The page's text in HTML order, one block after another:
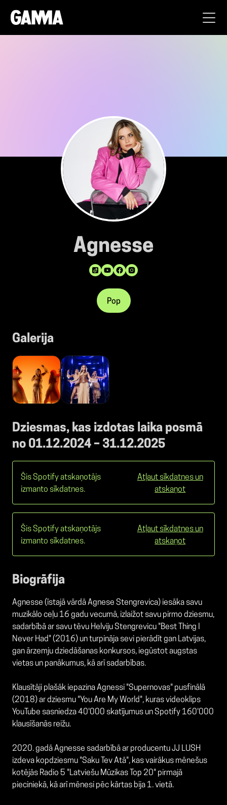
Agnesse
Pop
Galerija
Dziesmas, kas izdotas laika posmā
no 01.12.2024 – 31.12.2025
Šis Spotify atskaņotājs
izmanto sīkdatnes.
Atļaut sīkdatnes un
atskaņot
Šis Spotify atskaņotājs
izmanto sīkdatnes.
Atļaut sīkdatnes un
atskaņot
Biogrāfija
Agnesse (īstajā vārdā Agnese Stengrevica) iesāka savu
muzikālo ceļu 16 gadu vecumā, izlaižot savu pirmo dziesmu,
sadarbībā ar savu tēvu Helviju Stengrevicu "Best Thing I
Never Had" (2016) un turpināja sevi pierādīt gan Latvijas,
gan ārzemju dziedāšanas konkursos, iegūstot augstas
vietas un panākumus, kā arī sadarbības.
Klausītāji plašāk iepazina Agnessi "Supernovas" pusfinālā
(2018) ar dziesmu "You Are My World", kuras videoklips
YouTube sasniedza 40'000 skatījumus un Spotify 160'000
klausīšanās reižu.
2020. gadā Agnesse sadarbībā ar producentu JJ LUSH
izdeva kopdziesmu "Saku Tev Atā", kas vairākus mēnešus
kotējās Radio 5 "Latviešu Mūzikas Top 20" pirmajā
pieciniekā, kā arī mēnesi pēc kārtas bija 1. vietā.